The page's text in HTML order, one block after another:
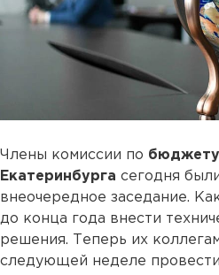
Члены комиссии по
Екатеринбурга сегодня
внеочередное заседание.
до конца года внести
решения. Теперь их
следующей неделе